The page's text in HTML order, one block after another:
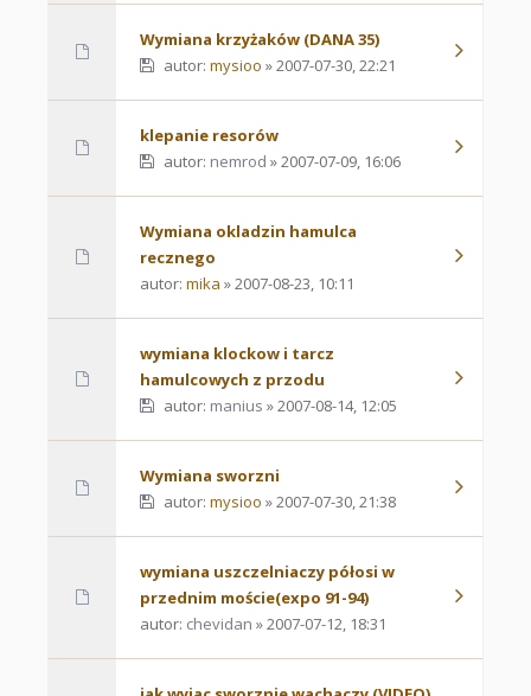
Wymiana krzyżaków (DANA 35)
autor: mysioo » 2007-07-30, 22:21
klepanie resorów
autor: nemrod » 2007-07-09, 16:06
Wymiana okladzin hamulca
recznego
autor: mika » 2007-08-23, 10:11
wymiana klockow i tarcz
hamulcowych z przodu
autor: manius » 2007-08-14, 12:05
Wymiana sworzni
autor: mysioo » 2007-07-30, 21:38
wymiana uszczelniaczy półosi w
przednim moście(expo 91-94)
autor: chevidan » 2007-07-12, 18:31